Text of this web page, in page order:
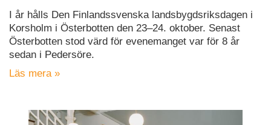
I år hålls Den Finlandssvenska landsbygdsriksdagen i
Korsholm i Österbotten den 23–24. oktober. Senast
Österbotten stod värd för evenemanget var för 8 år
sedan i Pedersöre.
Läs mera »